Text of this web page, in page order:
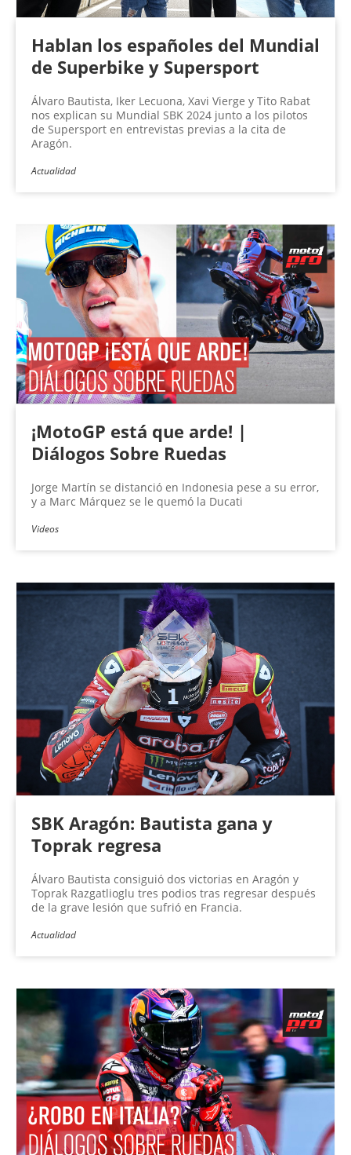
Hablan los españoles del Mundial
de Superbike y Supersport
Álvaro Bautista, Iker Lecuona, Xavi Vierge y Tito Rabat
nos explican su Mundial SBK 2024 junto a los pilotos
de Supersport en entrevistas previas a la cita de
Aragón.
Actualidad
¡MotoGP está que arde! |
Diálogos Sobre Ruedas
Jorge Martín se distanció en Indonesia pese a su error,
y a Marc Márquez se le quemó la Ducati
Videos
SBK Aragón: Bautista gana y
Toprak regresa
Álvaro Bautista consiguió dos victorias en Aragón y
Toprak Razgatlioglu tres podios tras regresar después
de la grave lesión que sufrió en Francia.
Actualidad